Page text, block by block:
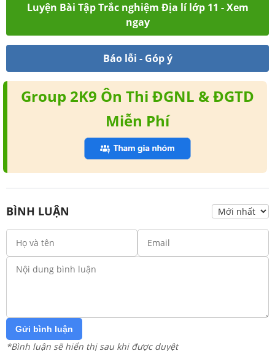
Luyện Bài Tập Trắc nghiệm Địa lí lớp 11 - Xem
ngay
Báo lỗi - Góp ý
Group 2K9 Ôn Thi ĐGNL & ĐGTD
Miễn Phí
BÌNH LUẬN
Gửi bình luận
*Bình luận sẽ hiển thị sau khi được duyệt